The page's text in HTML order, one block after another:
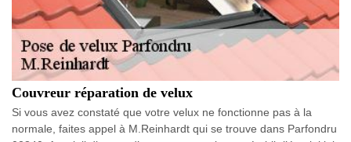
Couvreur réparation de velux
Si vous avez constaté que votre velux ne fonctionne pas à la
normale, faites appel à M.Reinhardt qui se trouve dans Parfondru